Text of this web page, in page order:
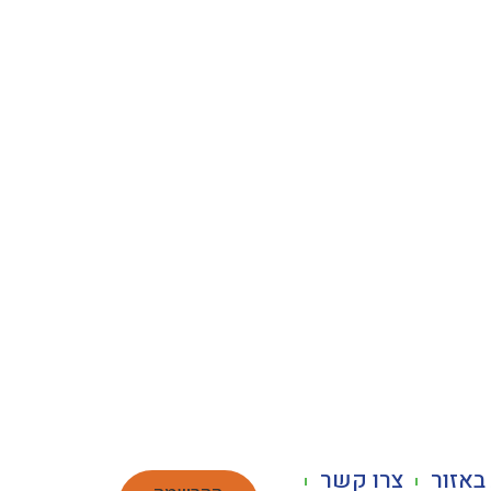
צרו קשר